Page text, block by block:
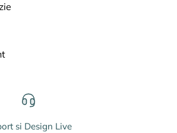
si Design Live